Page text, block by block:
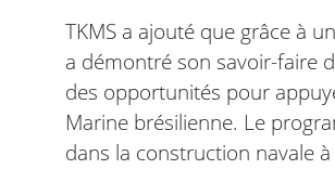
TKMS a ajouté que grâce à
a démontré son savoir-faire
des opportunités pour
Marine brésilienne. Le
dans la construction navale